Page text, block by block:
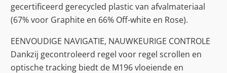
gecertificeerd gerecycled plastic van afvalmateriaal
(67% voor Graphite en 66% Off-white en Rose).
EENVOUDIGE NAVIGATIE, NAUWKEURIGE CONTROLE
Dankzij gecontroleerd regel voor regel scrollen en
optische tracking biedt de M196 vloeiende en